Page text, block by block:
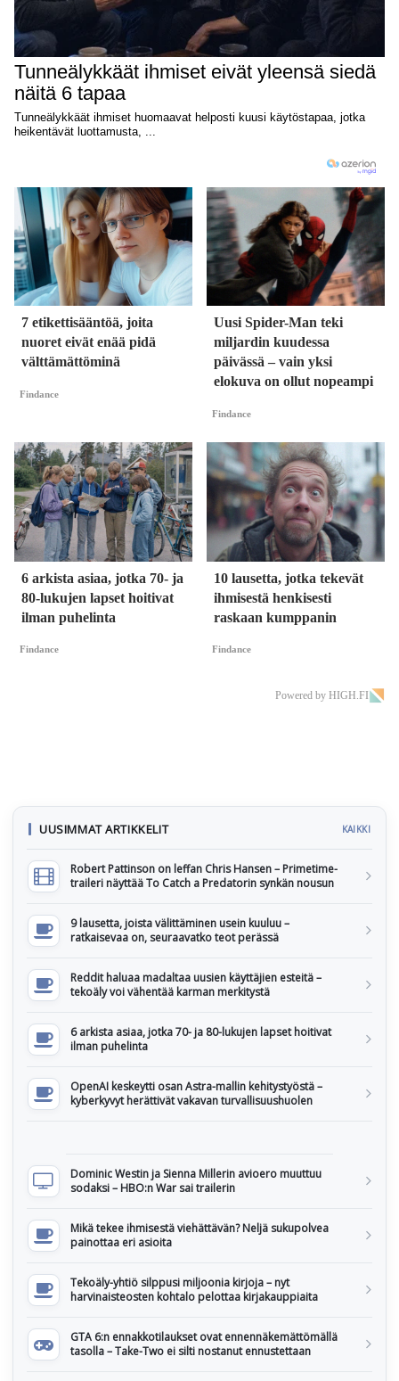
7 etikettisääntöä, joita
nuoret eivät enää pidä
välttämättöminä
Findance
Uusi Spider-Man teki
miljardin kuudessa
päivässä – vain yksi
elokuva on ollut nopeampi
Findance
6 arkista asiaa, jotka 70- ja
80-lukujen lapset hoitivat
ilman puhelinta
Findance
10 lausetta, jotka tekevät
ihmisestä henkisesti
raskaan kumppanin
Findance
Powered by HIGH.FI
UUSIMMAT ARTIKKELIT KAIKKI
Robert Pattinson on leffan Chris Hansen – Primetime-
traileri näyttää To Catch a Predatorin synkän nousun
9 lausetta, joista välittäminen usein kuuluu –
ratkaisevaa on, seuraavatko teot perässä
Reddit haluaa madaltaa uusien käyttäjien esteitä –
tekoäly voi vähentää karman merkitystä
6 arkista asiaa, jotka 70- ja 80-lukujen lapset hoitivat
ilman puhelinta
OpenAI keskeytti osan Astra-mallin kehitystyöstä –
kyberkyvyt herättivät vakavan turvallisuushuolen
Dominic Westin ja Sienna Millerin avioero muuttuu
sodaksi – HBO:n War sai trailerin
Mikä tekee ihmisestä viehättävän? Neljä sukupolvea
painottaa eri asioita
Tekoäly-yhtiö silppusi miljoonia kirjoja – nyt
harvinaisteosten kohtalo pelottaa kirjakauppiaita
GTA 6:n ennakkotilaukset ovat ennennäkemättömällä
tasolla – Take-Two ei silti nostanut ennustettaan